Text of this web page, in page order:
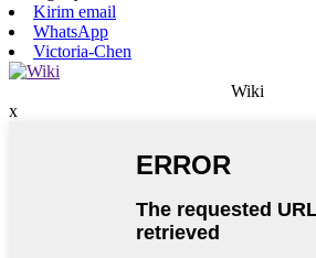
Kirim email
WhatsApp
Victoria-Chen
Wiki
x